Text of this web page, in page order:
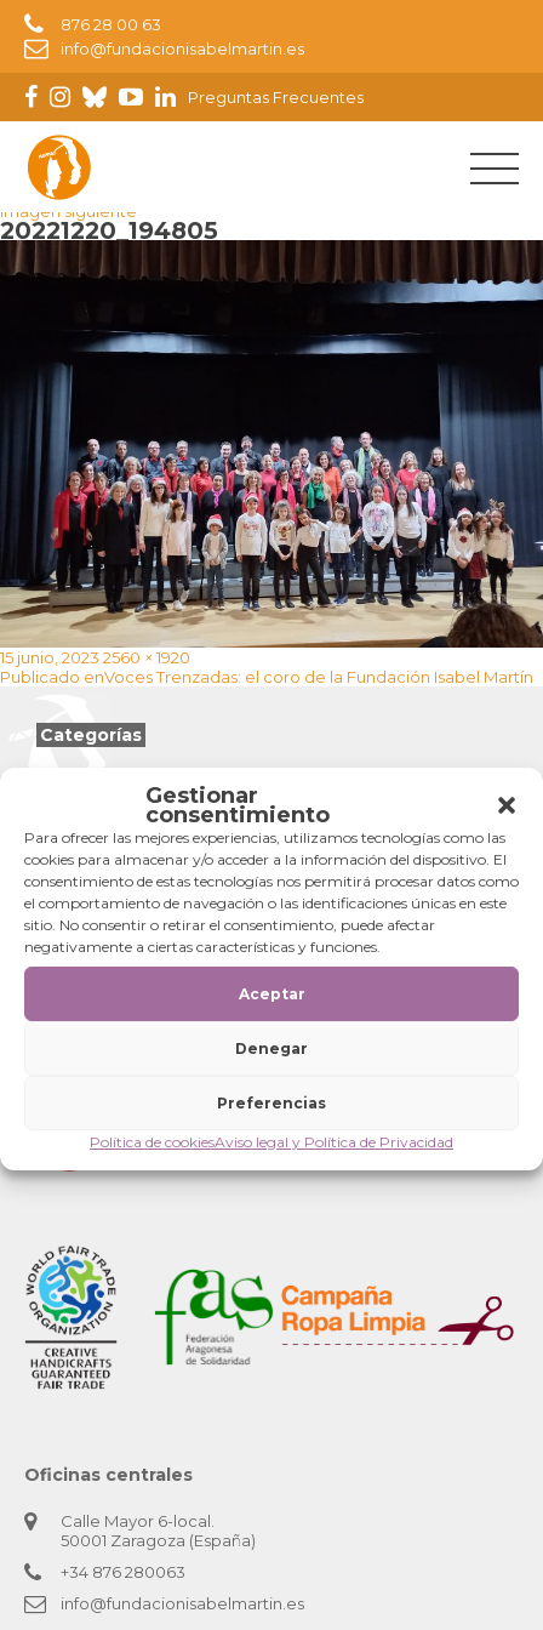
Gestionar
consentimiento
Para ofrecer las mejores experiencias, utilizamos tecnologías como las
cookies para almacenar y/o acceder a la información del dispositivo. El
consentimiento de estas tecnologías nos permitirá procesar datos como
el comportamiento de navegación o las identificaciones únicas en este
sitio. No consentir o retirar el consentimiento, puede afectar
negativamente a ciertas características y funciones.
Aceptar
Denegar
Preferencias
Política de cookiesAviso legal y Política de Privacidad
876 28 00 63
info@fundacionisabelmartin.es
Preguntas Frecuentes
Imagen anterior
Imagen siguiente
20221220_194805
Publicado
el
15 junio, 2023 Tamaño
completo
2560 × 1920
Navegación
Publicado enVoces Trenzadas: el coro de la Fundación Isabel Martín
Categorías
Oficinas centrales
Calle Mayor 6-local.
50001 Zaragoza (España)
+34 876 280063
info@fundacionisabelmartin.es